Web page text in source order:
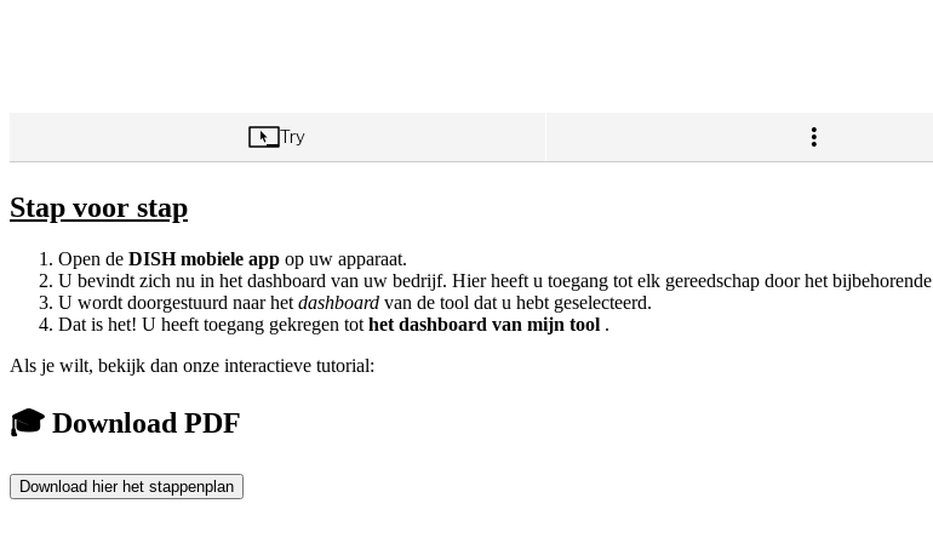
Stap voor stap
Open de DISH mobiele app op uw apparaat.
U bevindt zich nu in het dashboard van uw bedrijf. Hier heeft u toegang tot elk gereedschap door het bijbehorende
U wordt doorgestuurd naar het dashboard van de tool dat u hebt geselecteerd.
Dat is het! U heeft toegang gekregen tot het dashboard van mijn tool .
Als je wilt, bekijk dan onze interactieve tutorial:
🎓 Download PDF
Download hier het stappenplan